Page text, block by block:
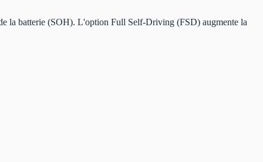
la batterie (SOH). L'option Full Self-Driving (FSD) augmente la